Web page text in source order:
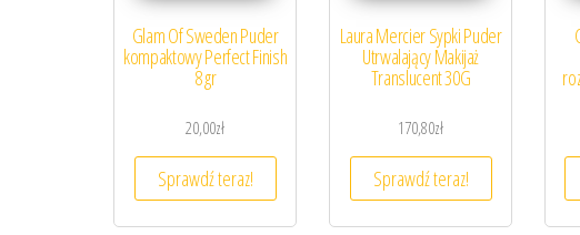
Glam Of Sweden Puder
kompaktowy Perfect Finish
8 gr
20,00zł
Sprawdź teraz!
Laura Mercier Sypki Puder
Utrwalający Makijaż
Translucent 30G
170,80zł
Sprawdź teraz!